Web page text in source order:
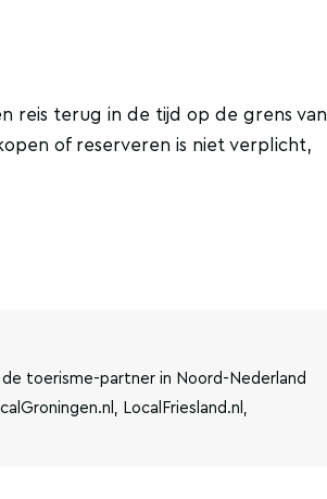
reis terug in de tijd op de grens van
of reserveren is niet verplicht,
de toerisme-partner in Noord-Nederland
LocalFriesland.nl,